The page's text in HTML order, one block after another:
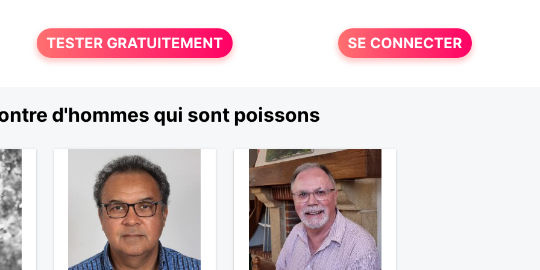
TESTER GRATUITEMENT SE CONNECTER
d'hommes qui sont poissons